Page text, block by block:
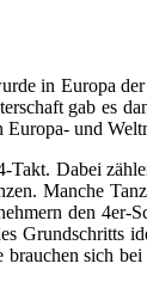
in Europa
gab es
und
Takt. Dabei
Manche
den
Grundschritts
sich